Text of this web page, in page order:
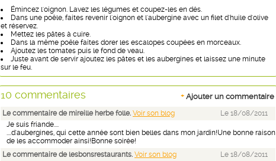
Émincez l'oignon. Lavez les légumes et coupez-les en dés.
Dans une poêle, faites revenir l'oignon et l'aubergine avec un filet d'huile d'olive
et réservez.
Mettez les pâtes à cuire.
Dans la même poêle faites dorer les escalopes coupées en morceaux.
Ajoutez les tomates puis le fond de veau.
Juste avant de servir ajoutez les pâtes et les aubergines et laissez une minute
sur le feu.
+ Ajouter un commentaire
10 commentaires
Le commentaire de mireille herbe folle. Voir son blog
Le 18/08/2011
Je suis friande....
....d'aubergines, qui cette année sont bien belles dans mon jardin!Une bonne raison
de les accommoder ainsi!Bonne soirée!
Le commentaire de lesbonsrestaurants. Voir son blog
Le 18/08/2011